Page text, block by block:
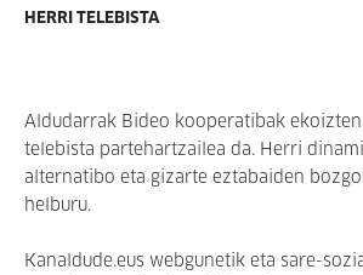
HERRI TELEBISTA
Aldudarrak Bideo kooperatibak ekoizten
telebista partehartzailea da. Herri
alternatibo eta gizarte eztabaiden
helburu.
Kanaldude.eus webgunetik eta sare-